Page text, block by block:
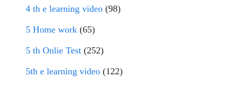
4 th e learning video (98)
5 Home work (65)
5 th Onlie Test (252)
5th e learning video (122)